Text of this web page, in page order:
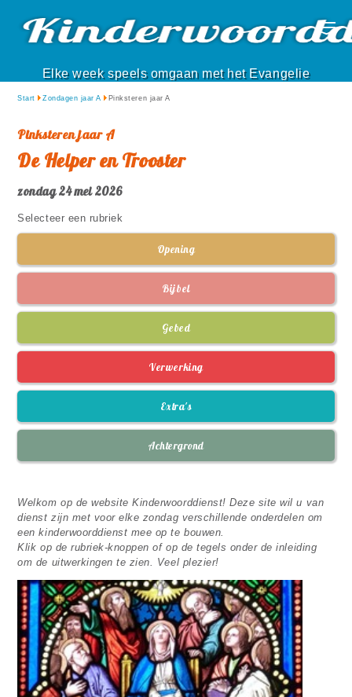
Elke week speels omgaan met het Evangelie
Start Zondagen jaar A Pinksteren jaar A
Pinksteren jaar A
De Helper en Trooster
zondag 24 mei 2026
Selecteer een rubriek
Opening
Bijbel
Gebed
Verwerking
Extra's
Achtergrond
Welkom op de website Kinderwoorddienst! Deze site wil u van
dienst zijn met voor elke zondag verschillende onderdelen om
een kinderwoorddienst mee op te bouwen.
Klik op de rubriek-knoppen of op de tegels onder de inleiding
om de uitwerkingen te zien. Veel plezier!